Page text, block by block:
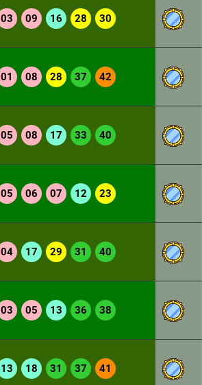
03 09 16 28 30
01 08 28 37 42
05 08 17 33 40
05 06 07 12 23
04 17 29 31 40
03 05 13 36 38
13 18 31 37 41